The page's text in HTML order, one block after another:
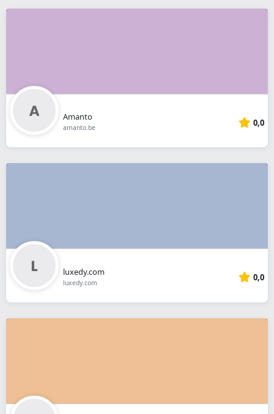
Amanto
amanto.be 0,0
luxedy.com
luxedy.com 0,0